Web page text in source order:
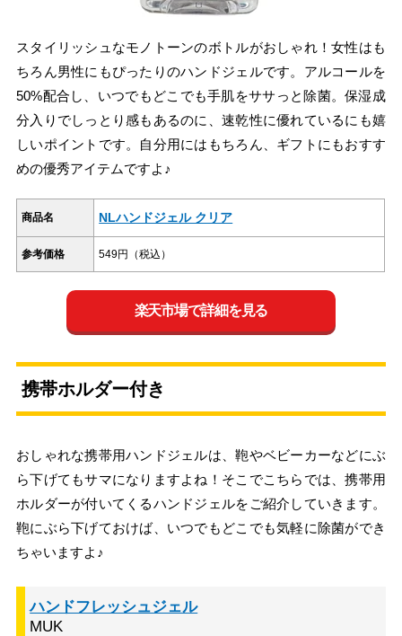
スタイリッシュなモノトーンのボトルがおしゃれ！女性はも
ちろん男性にもぴったりのハンドジェルです。アルコールを
50%配合し、いつでもどこでも手肌をササっと除菌。保湿成
分入りでしっとり感もあるのに、速乾性に優れているにも嬉
しいポイントです。自分用にはもちろん、ギフトにもおすす
めの優秀アイテムですよ♪
商品名 NLハンドジェル クリア
参考価格 549円（税込）
楽天市場で詳細を見る
携帯ホルダー付き
おしゃれな携帯用ハンドジェルは、鞄やベビーカーなどにぶ
ら下げてもサマになりますよね！そこでこちらでは、携帯用
ホルダーが付いてくるハンドジェルをご紹介していきます。
鞄にぶら下げておけば、いつでもどこでも気軽に除菌ができ
ちゃいますよ♪
ハンドフレッシュジェル
MUK